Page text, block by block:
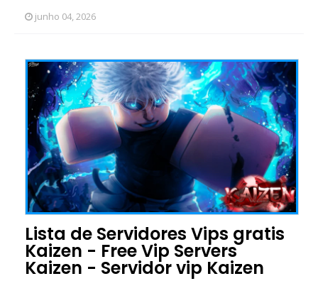
junho 04, 2026
Lista de Servidores Vips gratis
Kaizen - Free Vip Servers
Kaizen - Servidor vip Kaizen